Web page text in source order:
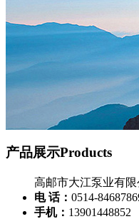
产品展示Products
高邮市大江泵业有限
电 话： 0514-
手机： 13901448852